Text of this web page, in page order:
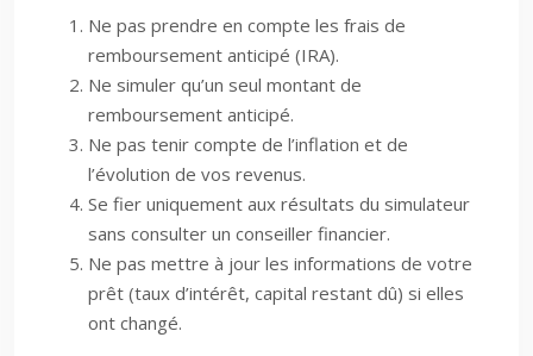
Ne pas prendre en compte les frais de
remboursement anticipé (IRA).
Ne simuler qu’un seul montant de
remboursement anticipé.
Ne pas tenir compte de l’inflation et de
l’évolution de vos revenus.
Se fier uniquement aux résultats du simulateur
sans consulter un conseiller financier.
Ne pas mettre à jour les informations de votre
prêt (taux d’intérêt, capital restant dû) si elles
ont changé.